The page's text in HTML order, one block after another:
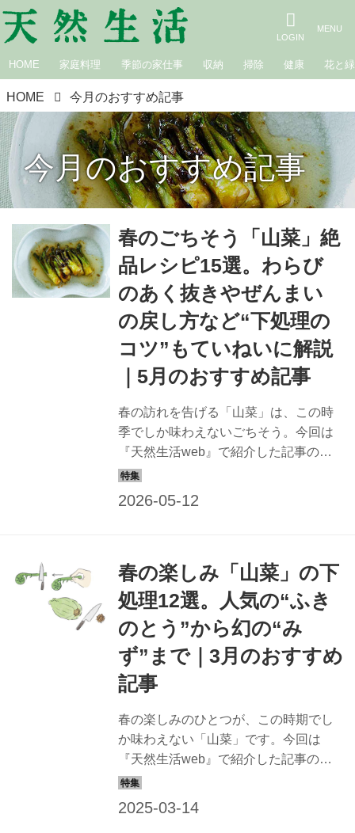
HOME 家庭料理 季節の家仕事 収納 掃除 健康 花と緑
HOME 今月のおすすめ記事
今月のおすすめ記事
春のごちそう「山菜」絶
品レシピ15選。わらび
のあく抜きやぜんまい
の戻し方など“下処理の
コツ”もていねいに解説
｜5月のおすすめ記事
春の訪れを告げる「山菜」は、この時
季でしか味わえないごちそう。今回は
『天然生活web』で紹介した記事の中
から、4～5月に出回る、せり、たらの
春の楽しみ「山菜」の下
処理12選。人気の“ふき
のとう”から幻の“み
ず”まで｜3月のおすすめ
記事
春の楽しみのひとつが、この時期でし
か味わえない「山菜」です。今回は
『天然生活web』で紹介した記事の中
から、人気の山菜12種類の下処理のコ